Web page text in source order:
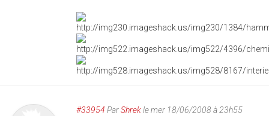
#33954 ParShrekle mer 18/06/2008 à 23h55